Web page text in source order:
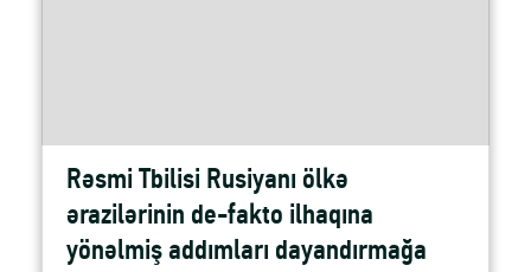
Rəsmi Tbilisi Rusiyanı ölkə
ərazilərinin de-fakto ilhaqına
yönəlmiş addımları dayandırmağa